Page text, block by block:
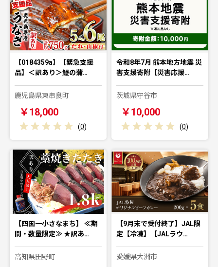
【0184359a】【緊急支援
品】＜訳あり＞鰻の蒲…
鹿児島県東串良町
￥18,000
(0)
令和8年7月 熊本地方地震 災
害支援寄附【災害応援…
茨城県守谷市
￥10,000
(0)
【四国一小さなまち】 ≪期
間・数量限定≫ ★訳あ…
高知県田野町
【9月末で受付終了】JAL限
定【冷凍】【JALラウ…
愛媛県大洲市